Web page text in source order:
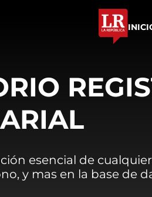
esencial de
y mas en la base de